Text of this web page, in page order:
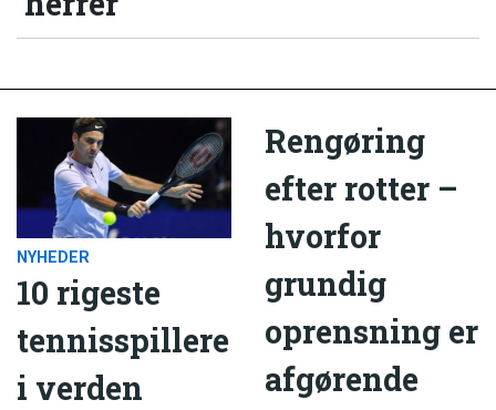
NYHEDER
10 rigeste
tennisspillere
i verden
Rengøring
efter rotter –
hvorfor
grundig
oprensning er
afgørende